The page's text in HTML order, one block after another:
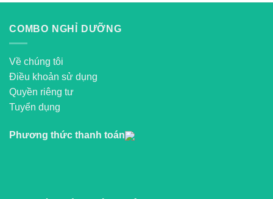
COMBO NGHỈ DƯỠNG
Về chúng tôi
Điều khoản sử dụng
Quyền riêng tư
Tuyển dụng
Phương thức thanh toán